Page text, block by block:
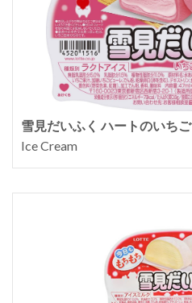
雪見だいふく ハートのいちご
Ice Cream